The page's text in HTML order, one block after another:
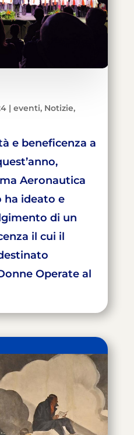
| eventi, Notizie,
e beneficenza a
Aeronautica
ha ideato e
di un
il cui il
Operate al